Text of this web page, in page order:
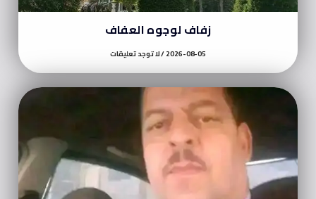
زفاف لوجوه العفاف
2026-08-05 لا توجد تعليقات